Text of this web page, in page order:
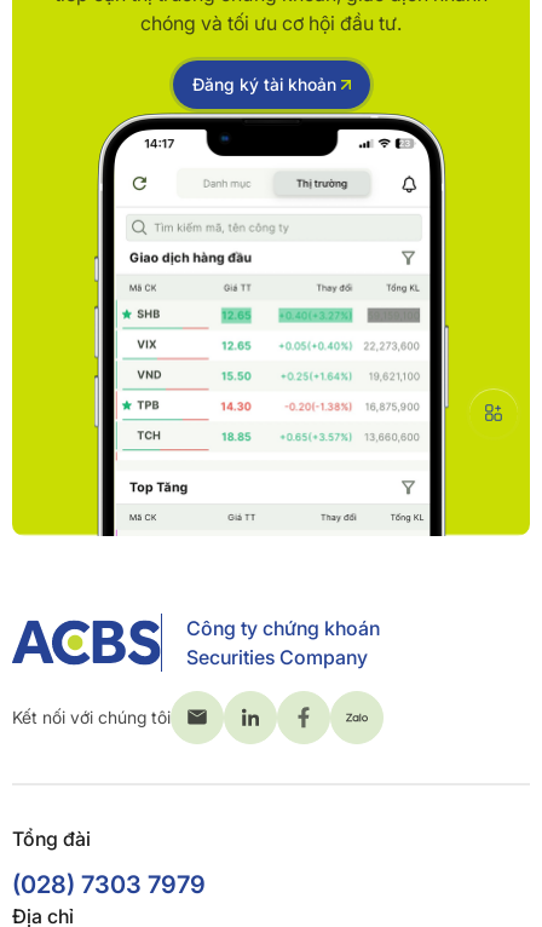
chóng và tối ưu cơ hội đầu tư.
Đăng ký tài khoản
Công ty chứng khoán
Securities Company
Kết nối với chúng tôi
Tổng đài
(028) 7303 7979
Địa chỉ